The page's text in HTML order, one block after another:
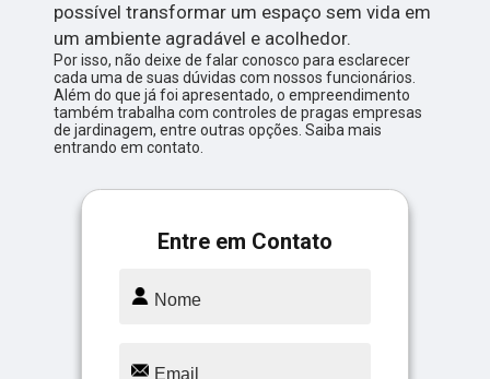
possível transformar um espaço sem vida em
um ambiente agradável e acolhedor.
Por isso, não deixe de falar conosco para esclarecer
cada uma de suas dúvidas com nossos funcionários.
Além do que já foi apresentado, o empreendimento
também trabalha com controles de pragas empresas
de jardinagem, entre outras opções. Saiba mais
entrando em contato.
Entre em Contato